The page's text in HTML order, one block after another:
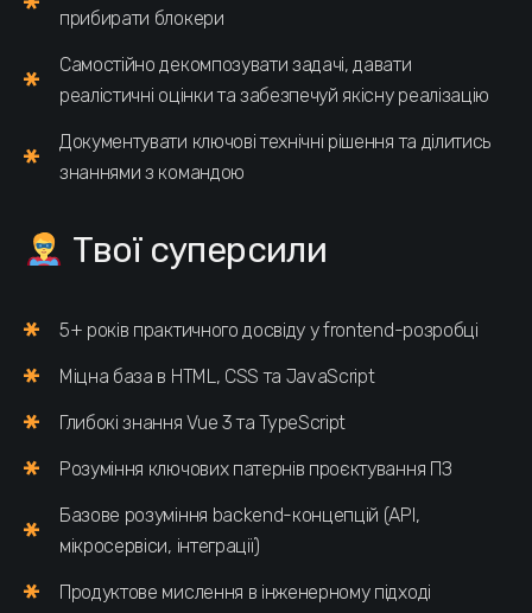
прибирати блокери
Самостійно декомпозувати задачі, давати
реалістичні оцінки та забезпечуй якісну реалізацію
Документувати ключові технічні рішення та ділитись
знаннями з командою
Твої суперсили
5+ років практичного досвіду у frontend-розробці
Міцна база в HTML, CSS та JavaScript
Глибокі знання Vue 3 та TypeScript
Розуміння ключових патернів проєктування ПЗ
Базове розуміння backend-концепцій (API,
мікросервіси, інтеграції)
Продуктове мислення в інженерному підході